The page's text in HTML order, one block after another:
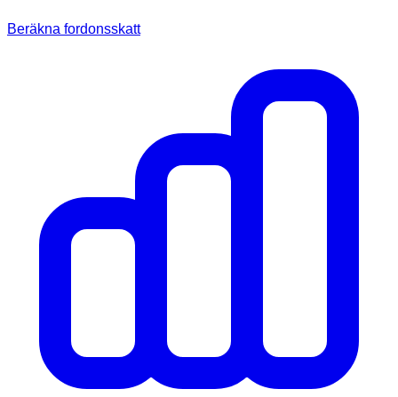
Beräkna fordonsskatt